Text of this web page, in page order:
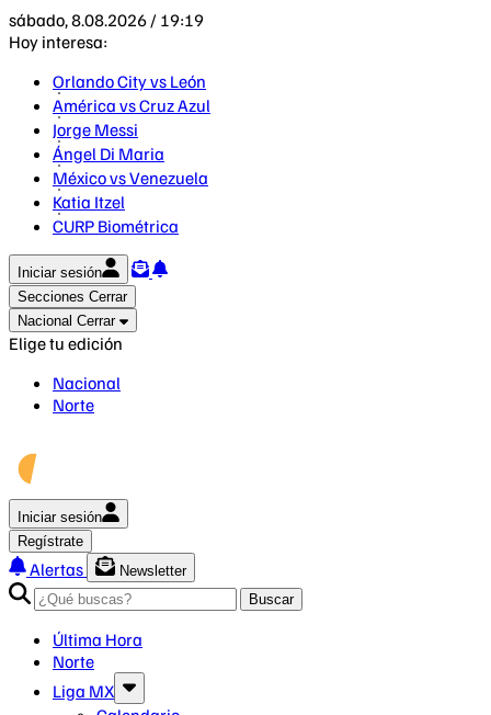
sábado, 8.08.2026 / 19:19
Hoy interesa:
Orlando City vs León
América vs Cruz Azul
Jorge Messi
Ángel Di Maria
México vs Venezuela
Katia Itzel
CURP Biométrica
Iniciar sesión
Secciones Cerrar
Nacional Cerrar
Elige tu edición
Nacional
Norte
Iniciar sesión
Regístrate
Alertas
Newsletter
Buscar
Última Hora
Norte
Liga MX